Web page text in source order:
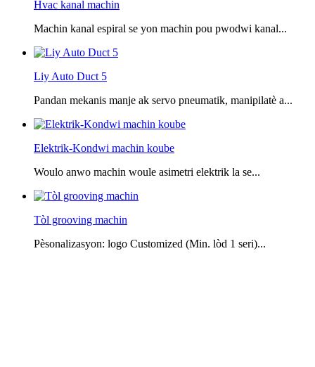
Hvac kanal machin
Machin kanal espiral se yon machin pou pwodwi kanal...
Liy Auto Duct 5
Pandan mekanis manje ak servo pneumatik, manipilatè a...
Elektrik-Kondwi machin koube
Woulo anwo machin woule asimetri elektrik la se...
Tòl grooving machin
Pèsonalizasyon: logo Customized (Min. lòd 1 seri)...